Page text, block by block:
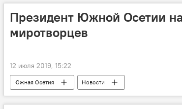
Президент Южной Осетии
миротворцев
12 июля 2019, 15:22
Южная Осетия Новости